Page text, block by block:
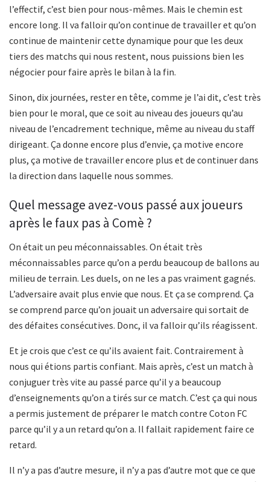
l’effectif, c’est bien pour nous-mêmes. Mais le chemin est
encore long. Il va falloir qu’on continue de travailler et qu’on
continue de maintenir cette dynamique pour que les deux
tiers des matchs qui nous restent, nous puissions bien les
négocier pour faire après le bilan à la fin.
Sinon, dix journées, rester en tête, comme je l’ai dit, c’est très
bien pour le moral, que ce soit au niveau des joueurs qu’au
niveau de l’encadrement technique, même au niveau du staff
dirigeant. Ça donne encore plus d’envie, ça motive encore
plus, ça motive de travailler encore plus et de continuer dans
la direction dans laquelle nous sommes.
Quel message avez-vous passé aux joueurs
après le faux pas à Comè ?
On était un peu méconnaissables. On était très
méconnaissables parce qu’on a perdu beaucoup de ballons au
milieu de terrain. Les duels, on ne les a pas vraiment gagnés.
L’adversaire avait plus envie que nous. Et ça se comprend. Ça
se comprend parce qu’on jouait un adversaire qui sortait de
des défaites consécutives. Donc, il va falloir qu’ils réagissent.
Et je crois que c’est ce qu’ils avaient fait. Contrairement à
nous qui étions partis confiant. Mais après, c’est un match à
conjuguer très vite au passé parce qu’il y a beaucoup
d’enseignements qu’on a tirés sur ce match. C’est ça qui nous
a permis justement de préparer le match contre Coton FC
parce qu’il y a un retard qu’on a. Il fallait rapidement faire ce
retard.
Il n’y a pas d’autre mesure, il n’y a pas d’autre mot que ce que